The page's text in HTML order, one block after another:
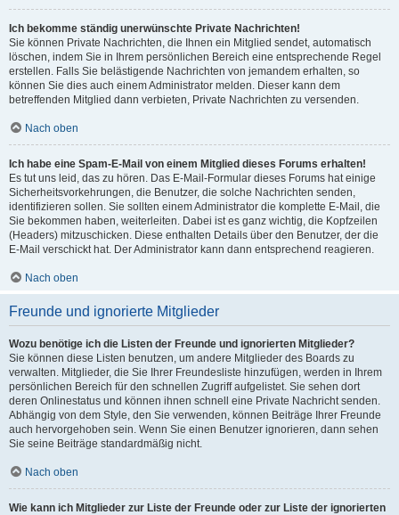
Ich bekomme ständig unerwünschte Private Nachrichten!
Sie können Private Nachrichten, die Ihnen ein Mitglied sendet, automatisch
löschen, indem Sie in Ihrem persönlichen Bereich eine entsprechende Regel
erstellen. Falls Sie belästigende Nachrichten von jemandem erhalten, so
können Sie dies auch einem Administrator melden. Dieser kann dem
betreffenden Mitglied dann verbieten, Private Nachrichten zu versenden.
Nach oben
Ich habe eine Spam-E-Mail von einem Mitglied dieses Forums erhalten!
Es tut uns leid, das zu hören. Das E-Mail-Formular dieses Forums hat einige
Sicherheitsvorkehrungen, die Benutzer, die solche Nachrichten senden,
identifizieren sollen. Sie sollten einem Administrator die komplette E-Mail, die
Sie bekommen haben, weiterleiten. Dabei ist es ganz wichtig, die Kopfzeilen
(Headers) mitzuschicken. Diese enthalten Details über den Benutzer, der die
E-Mail verschickt hat. Der Administrator kann dann entsprechend reagieren.
Nach oben
Freunde und ignorierte Mitglieder
Wozu benötige ich die Listen der Freunde und ignorierten Mitglieder?
Sie können diese Listen benutzen, um andere Mitglieder des Boards zu
verwalten. Mitglieder, die Sie Ihrer Freundesliste hinzufügen, werden in Ihrem
persönlichen Bereich für den schnellen Zugriff aufgelistet. Sie sehen dort
deren Onlinestatus und können ihnen schnell eine Private Nachricht senden.
Abhängig von dem Style, den Sie verwenden, können Beiträge Ihrer Freunde
auch hervorgehoben sein. Wenn Sie einen Benutzer ignorieren, dann sehen
Sie seine Beiträge standardmäßig nicht.
Nach oben
Wie kann ich Mitglieder zur Liste der Freunde oder zur Liste der ignorierten